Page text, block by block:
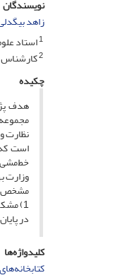
نویسندگان
زاهد
1استاد
2کارشناس
چکیده
هدف
نظارت
مشخص
1) مشکلات مربوط به تدوین خط‌مشی‌های مجموعه‌گستری، و 2) مشکلات به‌کارگیری خط‌مشی‌های مکتوب مجموعه‌گستری.
در
کلیدواژه‌ها